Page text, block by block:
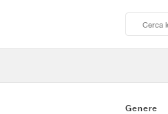
Genere